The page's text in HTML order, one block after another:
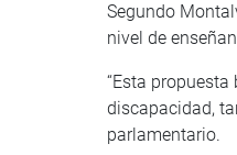
Segundo
nivel de
“Esta
discapacidad,
parlamentario.